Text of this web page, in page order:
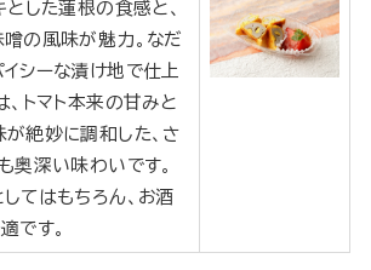
とした蓮根の食感と、
の風味が魅力。なだ
シーな漬け地で仕上
、トマト本来の甘みと
が絶妙に調和した、さ
奥深い味わいです。
てはもちろん、お酒
です。